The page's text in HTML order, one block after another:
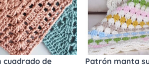
cuadrado de
Patrón manta